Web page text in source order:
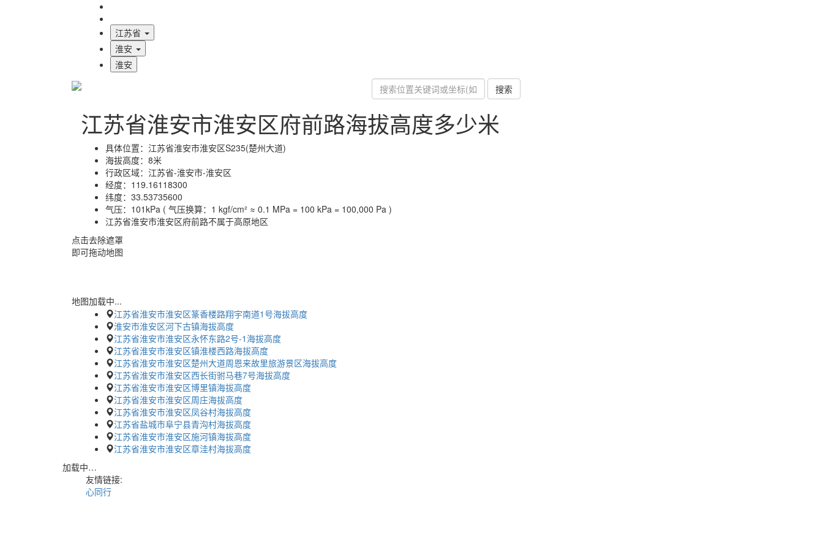
江苏省
淮安
淮安
搜索
江苏省淮安市淮安区府前路海拔高度多少米
具体位置： 江苏省淮安市淮安区S235(楚州大道)
海拔高度： 8米
行政区域： 江苏省-淮安市-淮安区
经度： 119.16118300
纬度： 33.53735600
气压： 101kPa ( 气压换算：1 kgf/cm² ≈ 0.1 MPa = 100 kPa = 100,000 Pa )
江苏省淮安市淮安区府前路不属于高原地区
点击去除遮罩
即可拖动地图
地图加载中...
江苏省淮安市淮安区篆香楼路翔宇南道1号海拔高度
淮安市淮安区河下古镇海拔高度
江苏省淮安市淮安区永怀东路2号-1海拔高度
江苏省淮安市淮安区镇淮楼西路海拔高度
江苏省淮安市淮安区楚州大道周恩来故里旅游景区海拔高度
江苏省淮安市淮安区西长街驸马巷7号海拔高度
江苏省淮安市淮安区博里镇海拔高度
江苏省淮安市淮安区周庄海拔高度
江苏省淮安市淮安区凤谷村海拔高度
江苏省盐城市阜宁县青沟村海拔高度
江苏省淮安市淮安区施河镇海拔高度
江苏省淮安市淮安区章洼村海拔高度
加载中…
友情链接:
心同行